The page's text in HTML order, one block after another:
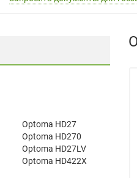
Optoma HD27
Optoma HD270
Optoma HD27LV
Optoma HD422X